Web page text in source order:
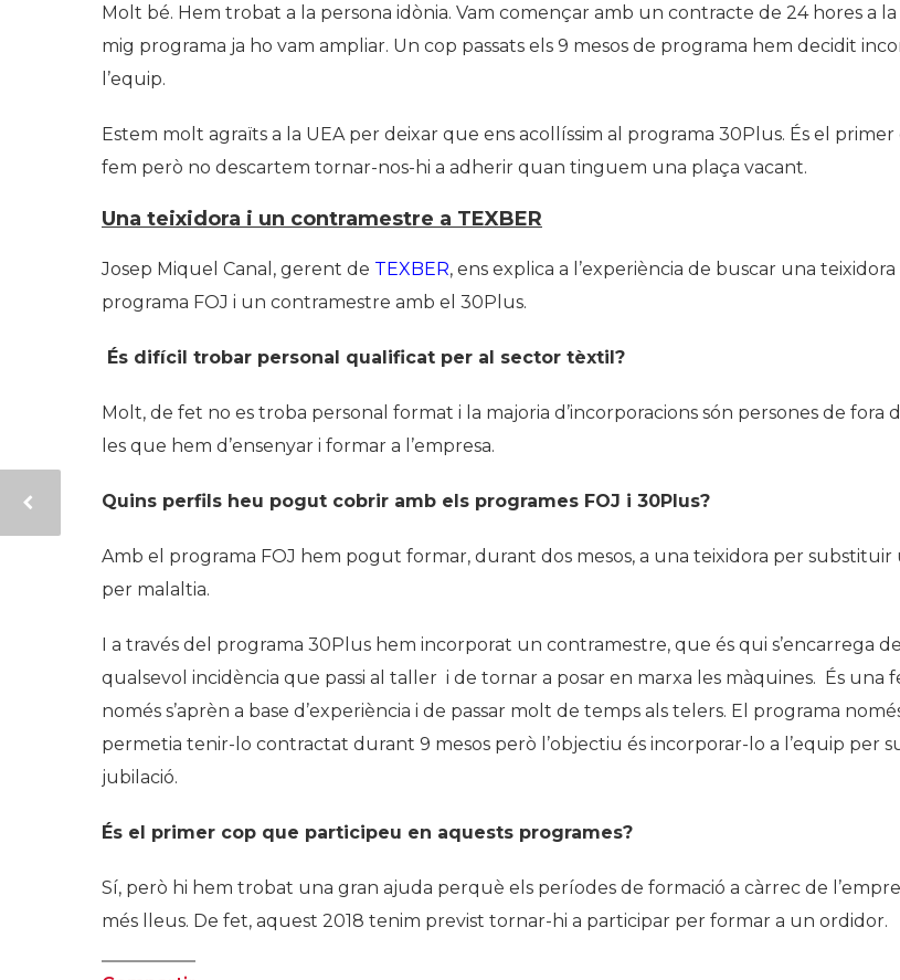
Molt bé. Hem trobat a la persona idònia. Vam començar amb un contracte de 24 hores a la
mig programa ja ho vam ampliar. Un cop passats els 9 mesos de programa hem decidit
l’equip.
Estem molt agraïts a la UEA per deixar que ens acollíssim al programa 30Plus. És el
fem però no descartem tornar-nos-hi a adherir quan tinguem una plaça vacant.
Una teixidora i un contramestre a TEXBER
Josep Miquel Canal, gerent de TEXBER, ens explica a l’experiència de buscar una teixidora
programa FOJ i un contramestre amb el 30Plus.
És difícil trobar personal qualificat per al sector tèxtil?
Molt, de fet no es troba personal format i la majoria d’incorporacions són persones de fora
les que hem d’ensenyar i formar a l’empresa.
Quins perfils heu pogut cobrir amb els programes FOJ i 30Plus?
Amb el programa FOJ hem pogut formar, durant dos mesos, a una teixidora per substituir
per malaltia.
I a través del programa 30Plus hem incorporat un contramestre, que és qui s’encarrega
qualsevol incidència que passi al taller i de tornar a posar en marxa les màquines. És una
només s’aprèn a base d’experiència i de passar molt de temps als telers. El programa
permetia tenir-lo contractat durant 9 mesos però l’objectiu és incorporar-lo a l’equip per
jubilació.
És el primer cop que participeu en aquests programes?
Sí, però hi hem trobat una gran ajuda perquè els períodes de formació a càrrec de
més lleus. De fet, aquest 2018 tenim previst tornar-hi a participar per formar a un ordidor.